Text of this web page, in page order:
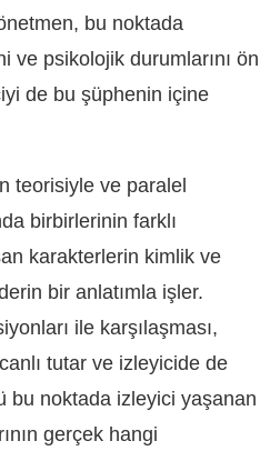
bu noktada
ve psikolojik durumlarını ön
de bu şüphenin içine
teorisiyle ve paralel
birbirlerinin farklı
karakterlerin kimlik ve
bir anlatımla işler.
ile karşılaşması,
tutar ve izleyicide de
bu noktada izleyici yaşanan
gerçek hangi